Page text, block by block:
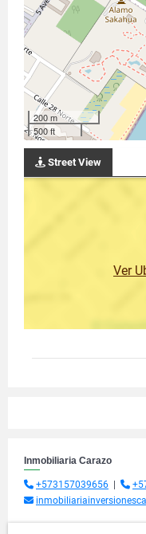
200 m
500 ft
Street View
Ver
Inmobiliaria Carazo
+573157039656